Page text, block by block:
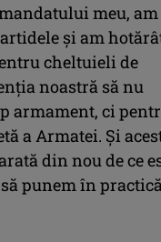
meu, am
şi am
cheltuieli de
noastră să nu
armament, ci
a Armatei. Şi
din nou de ce
să punem în